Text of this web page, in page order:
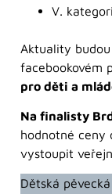
V.
Aktuality
facebookovém
pro děti a
Na finalisty
hodnotné ceny
vystoupit
Dětská